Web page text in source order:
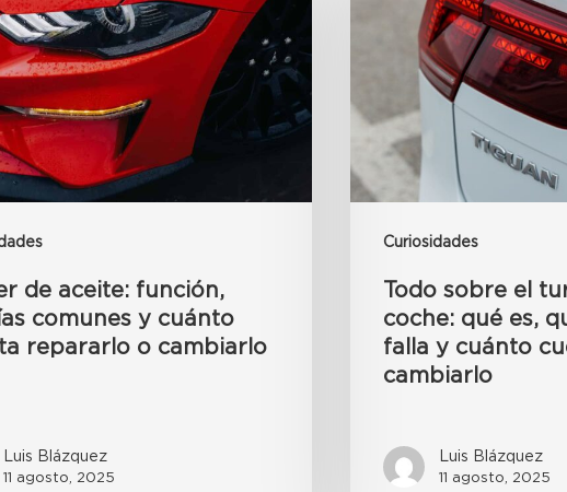
de aceite: función,
comunes y cuánto
repararlo o cambiarlo
Luis Blázquez
11 agosto, 2025
Curiosidades
Todo sobre el
coche: qué es,
falla y cuánto
cambiarlo
Luis Blázquez
11 agosto, 2025